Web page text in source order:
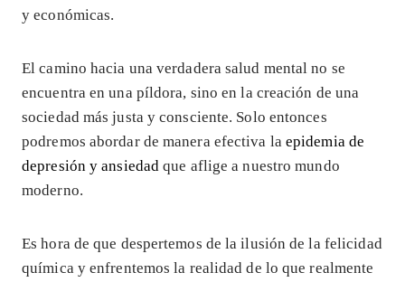
y económicas.
El camino hacia una verdadera salud mental no se
encuentra en una píldora, sino en la creación de una
sociedad más justa y consciente. Solo entonces
podremos abordar de manera efectiva la epidemia de
depresión y ansiedad que aflige a nuestro mundo
moderno.
Es hora de que despertemos de la ilusión de la felicidad
química y enfrentemos la realidad de lo que realmente